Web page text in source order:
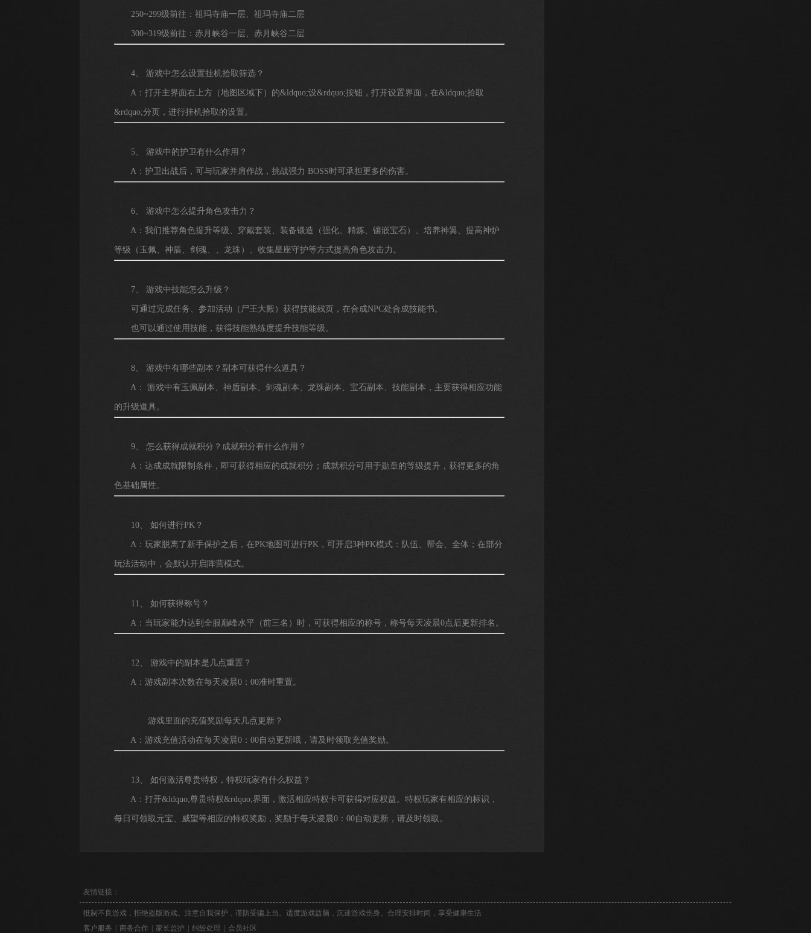
250~299级前往：祖玛寺庙一层、祖玛寺庙二层
300~319级前往：赤月峡谷一层、赤月峡谷二层
4、 游戏中怎么设置挂机拾取筛选？
A：打开主界面右上方（地图区域下）的&ldquo;设&rdquo;按钮，打开设置界面，在&ldquo;拾取
&rdquo;分页，进行挂机拾取的设置。
5、 游戏中的护卫有什么作用？
A：护卫出战后，可与玩家并肩作战，挑战强力 BOSS时可承担更多的伤害。
6、 游戏中怎么提升角色攻击力？
A：我们推荐角色提升等级、穿戴套装、装备锻造（强化、精炼、镶嵌宝石）、培养神翼、提高神炉
等级（玉佩、神盾、剑魂、、龙珠）、收集星座守护等方式提高角色攻击力。
7、 游戏中技能怎么升级？
可通过完成任务、参加活动（尸王大殿）获得技能残页，在合成NPC处合成技能书。
也可以通过使用技能，获得技能熟练度提升技能等级。
8、 游戏中有哪些副本？副本可获得什么道具？
A： 游戏中有玉佩副本、神盾副本、剑魂副本、龙珠副本、宝石副本、技能副本，主要获得相应功能
的升级道具。
9、 怎么获得成就积分？成就积分有什么作用？
A：达成成就限制条件，即可获得相应的成就积分；成就积分可用于勋章的等级提升，获得更多的角
色基础属性。
10、 如何进行PK？
A：玩家脱离了新手保护之后，在PK地图可进行PK，可开启3种PK模式：队伍、帮会、全体；在部分
玩法活动中，会默认开启阵营模式。
11、 如何获得称号？
A：当玩家能力达到全服巅峰水平（前三名）时，可获得相应的称号，称号每天凌晨0点后更新排名。
12、 游戏中的副本是几点重置？
A：游戏副本次数在每天凌晨0：00准时重置。
游戏里面的充值奖励每天几点更新？
A：游戏充值活动在每天凌晨0：00自动更新哦，请及时领取充值奖励。
13、 如何激活尊贵特权，特权玩家有什么权益？
A：打开&ldquo;尊贵特权&rdquo;界面，激活相应特权卡可获得对应权益。特权玩家有相应的标识，
每日可领取元宝、威望等相应的特权奖励，奖励于每天凌晨0：00自动更新，请及时领取。
友情链接：
抵制不良游戏，拒绝盗版游戏。注意自我保护，谨防受骗上当。适度游戏益脑，沉迷游戏伤身。合理安排时间，享受健康生活
客户服务
商务合作 家长监护 纠纷处理 会员社区